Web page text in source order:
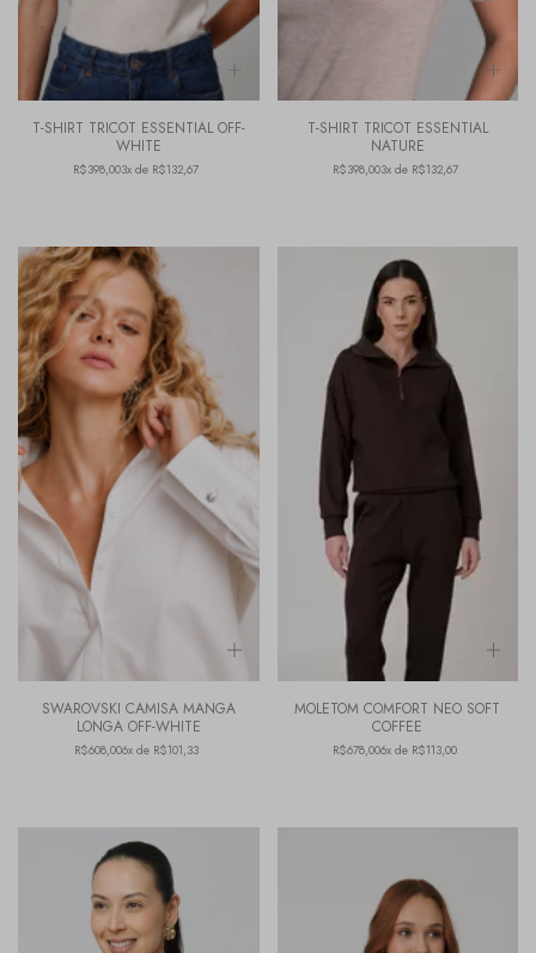
T-SHIRT TRICOT ESSENTIAL OFF-
WHITE
R$398,003x de R$132,67
T-SHIRT TRICOT ESSENTIAL
NATURE
R$398,003x de R$132,67
SWAROVSKI CAMISA MANGA
LONGA OFF-WHITE
R$608,006x de R$101,33
MOLETOM COMFORT NEO SOFT
COFFEE
R$678,006x de R$113,00